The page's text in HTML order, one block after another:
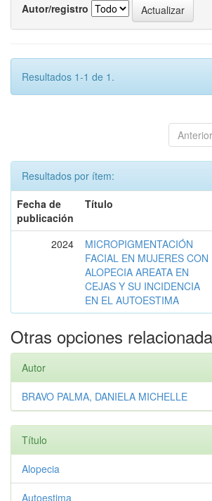
Autor/registro
Resultados 1-1 de 1.
Anterior
Resultados por ítem:
Fecha de
publicación
Título
2024
MICROPIGMENTACIÓN
FACIAL EN MUJERES CON
ALOPECIA AREATA EN
CEJAS Y SU INCIDENCIA
EN EL AUTOESTIMA
Otras opciones
Autor
BRAVO PALMA, DANIELA MICHELLE
Título
Alopecia
Autoestima